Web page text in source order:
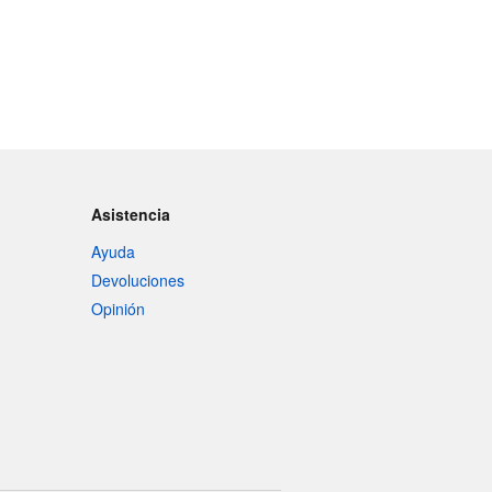
Asistencia
Ayuda
Devoluciones
Opinión